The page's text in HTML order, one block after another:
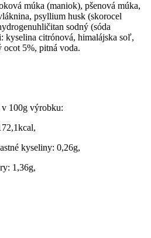
múka (maniok), pšenová múka,
psyllium husk (skorocel
sodný (sóda
kyselina citrónová, himalájska soľ,
ocot 5%, pitná voda.
100g výrobku:
kyseliny: 0,26g,
1,36g,